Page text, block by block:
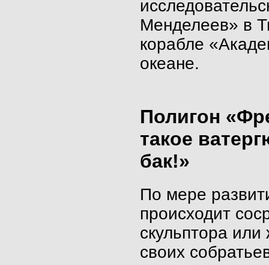
Менделеев» в
корабле
океане.
Полигон
такое
бак!»
По мере
происходит
скульптора
своих